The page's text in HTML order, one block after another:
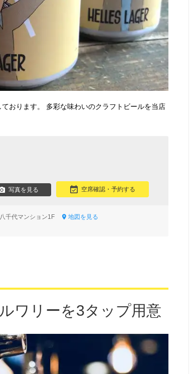
おります。 多彩な味わいのクラフトビールを当店
写真を見る 空席確認・予約する
千代マンション1F
地図を見る
ワリーを3タップ用意